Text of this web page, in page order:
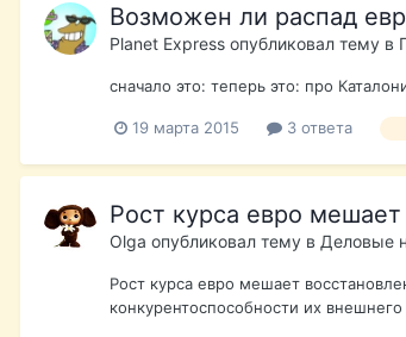
Возможен ли распад
Planet Express опубликовал тему в
сначало это: теперь это: про
19 марта 2015 3 ответа
Рост курса евро
Olga опубликовал тему в Деловые
Рост курса евро мешает
конкурентоспособности их